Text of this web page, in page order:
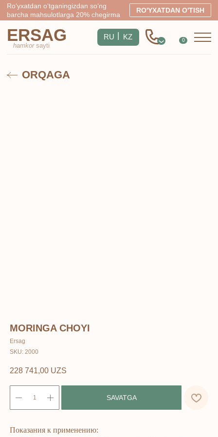
Ro‘yxatdan o‘tganingizdan so‘ng
barcha mahsulotlarga 20% chegirma
RO'YXATDAN O'TISH
0
ERSAG
hamkorsayti
ORQAGA
MORINGA CHOYI
Ersag
SKU: 2000
228 741,00 UZS
SAVATGA
Показания к применению: